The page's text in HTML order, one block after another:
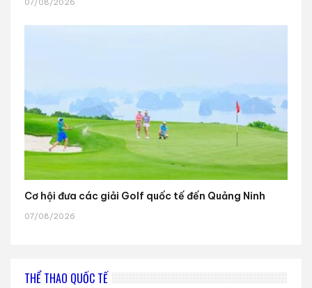
07/08/2026
Cơ hội đưa các giải Golf quốc tế đến Quảng Ninh
07/08/2026
THỂ THAO QUỐC TẾ